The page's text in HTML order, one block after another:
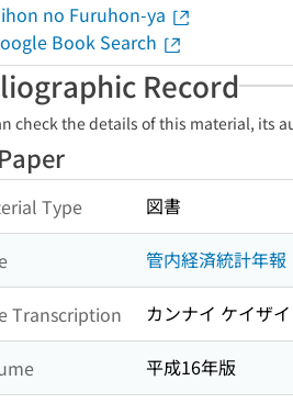
no Furuhon-ya
Book Search
Record
check the details of this material, its
Paper
Type 図書
管内経済統計年報
Transcription カンナイ ケイザ
平成16年版